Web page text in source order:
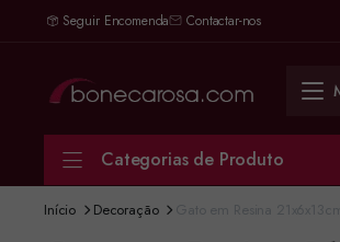
Seguir Encomenda Contactar-nos
Categorias de Produto
Início Decoração